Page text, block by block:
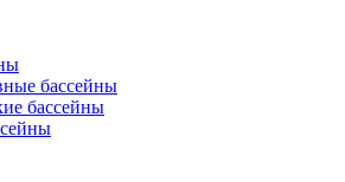
бассейны
бассейны